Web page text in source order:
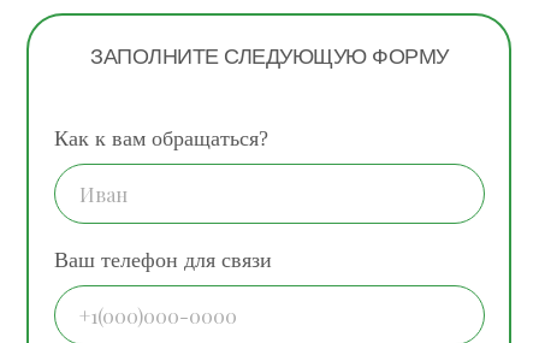
Как к вам обращаться?
Ваш телефон для связи
ЗАПОЛНИТЕ СЛЕДУЮЩУЮ ФОРМУ